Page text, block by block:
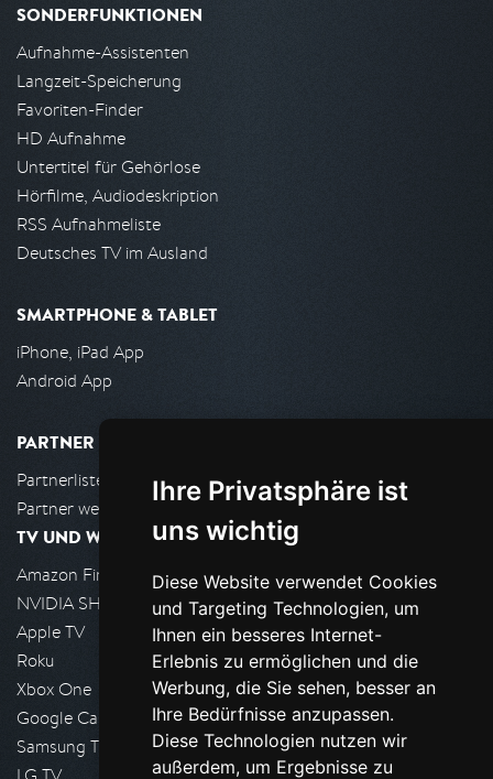
Ihre Privatsphäre ist
uns wichtig
Diese Website verwendet Cookies
und Targeting Technologien, um
Ihnen ein besseres Internet-
Erlebnis zu ermöglichen und die
Werbung, die Sie sehen, besser an
Ihre Bedürfnisse anzupassen.
Diese Technologien nutzen wir
außerdem, um Ergebnisse zu
SONDERFUNKTIONEN
Aufnahme-Assistenten
Langzeit-Speicherung
Favoriten-Finder
HD Aufnahme
Untertitel für Gehörlose
Hörfilme, Audiodeskription
RSS Aufnahmeliste
Deutsches TV im Ausland
SMARTPHONE & TABLET
iPhone, iPad App
Android App
PARTNER
Partnerliste
Partner werden
TV UND WOHNZIMMER
Amazon FireTV
NVIDIA SHIELD, Google TV
Apple TV
Roku
Xbox One
Google Cast
Samsung TV